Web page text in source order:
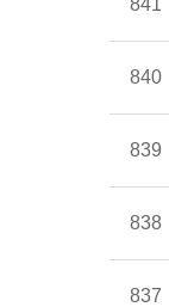
841
840
839
838
837